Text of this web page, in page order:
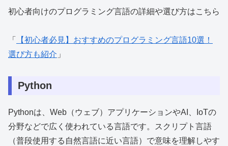
初心者向けのプログラミング言語の詳細や選び方はこちら
「
【初心者必見】おすすめのプログラミング言語10選！
選び方も紹介 」
Python
Pythonは、Web（ウェブ）アプリケーションやAI、IoTの
分野などで広く使われている言語です。スクリプト言語
（普段使用する自然言語に近い言語）で意味を理解しやす